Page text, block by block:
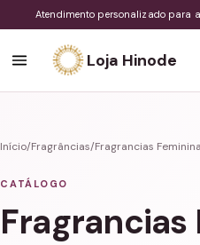
Atendimento personalizado para
Loja Hinode
Início/Fragrâncias/Fragrancias
CATÁLOGO
Fragrancias